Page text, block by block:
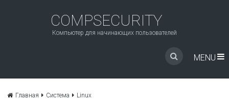
COMPSECURITY
Компьютер для начинающих пользователей
MENU
Главная Система Linux